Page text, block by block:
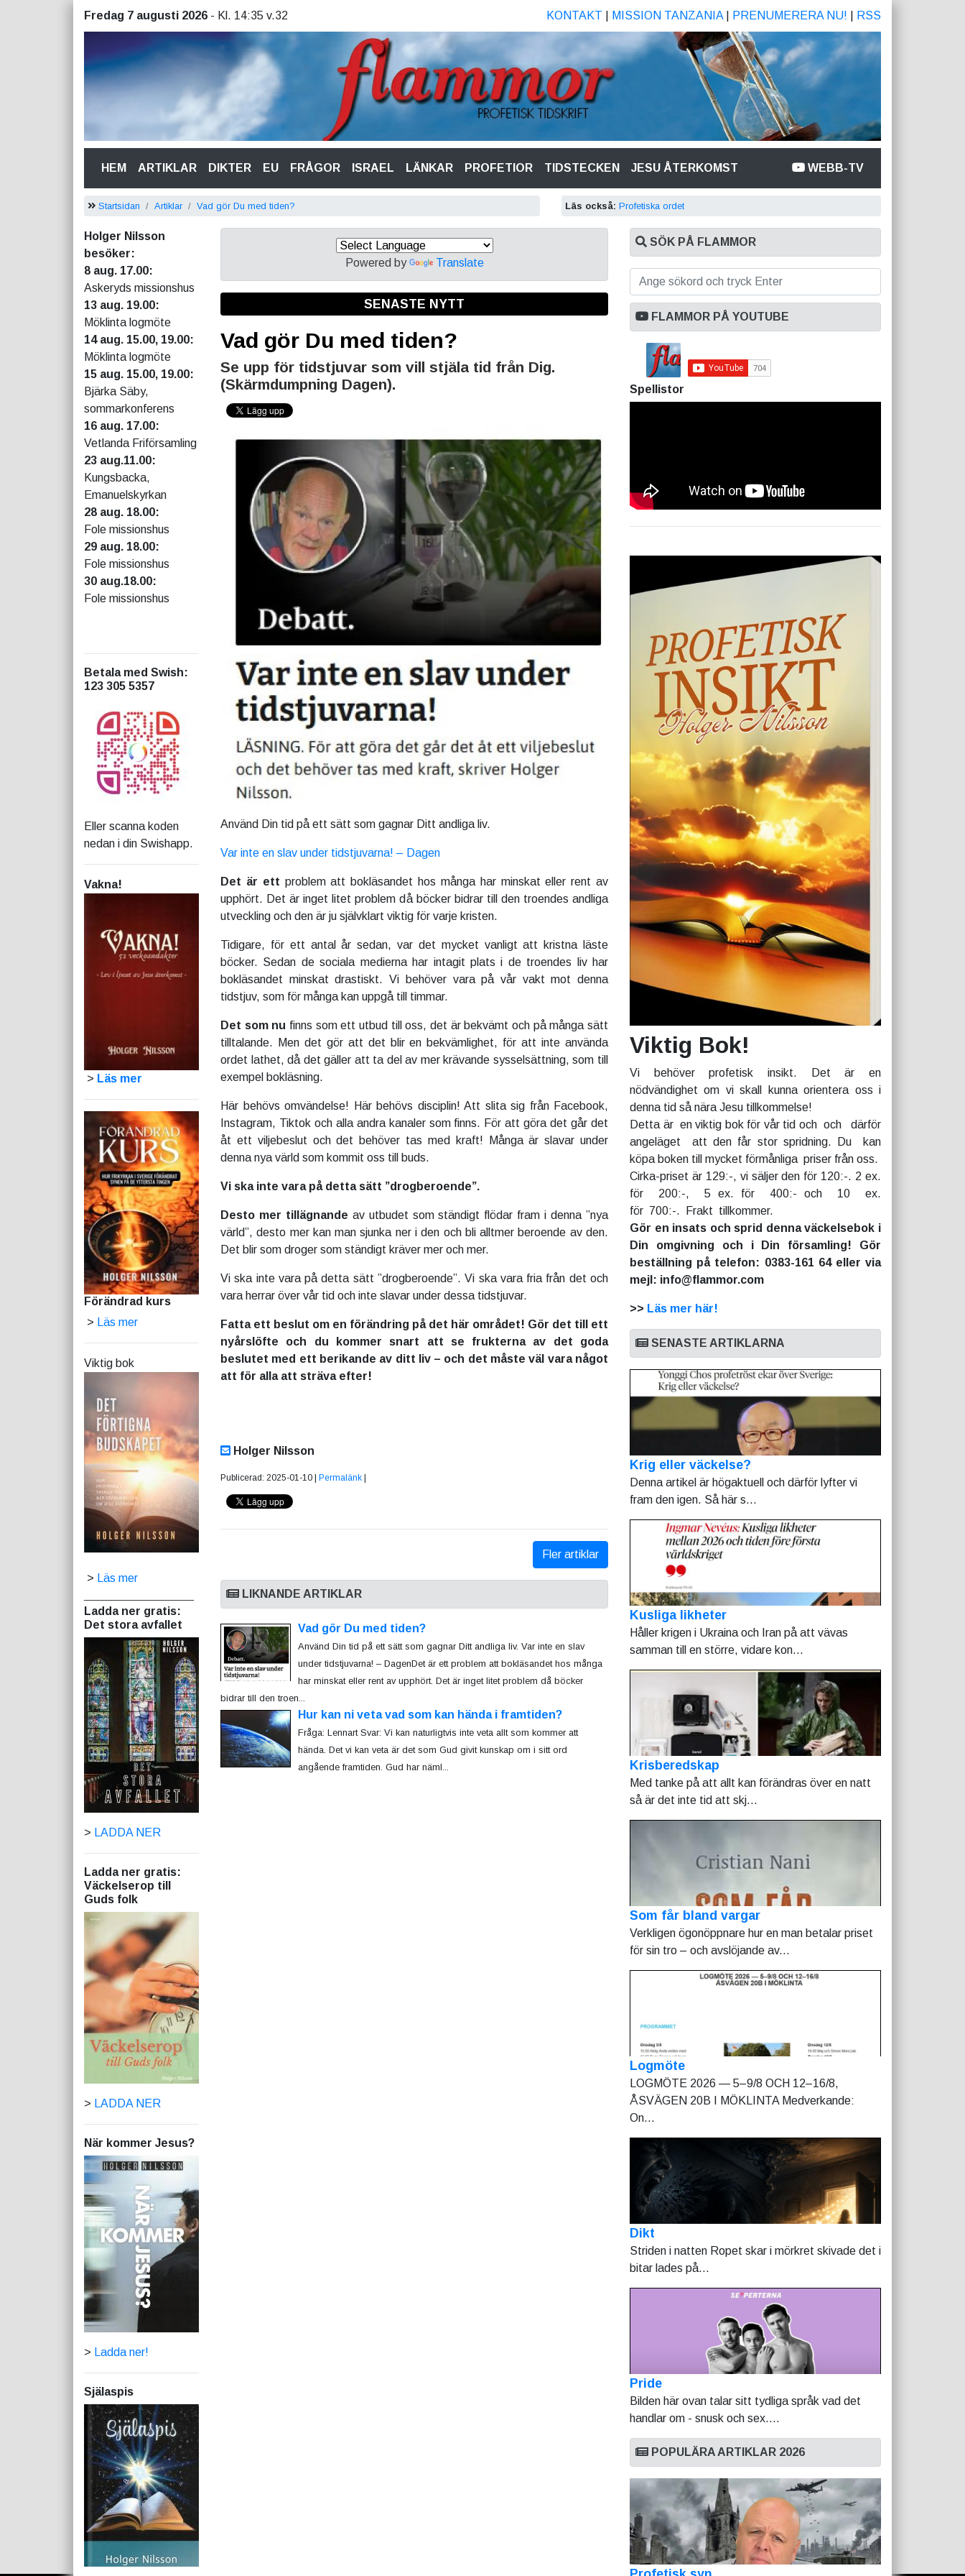
Fredag 7 augusti 2026 - Kl. 14:35 v.32 KONTAKT MISSION TANZANIA| PRENUMERERA NU! RSS
HEM(CURRENT)
ARTIKLAR DIKTER EU FRÅGOR ISRAEL LÄNKAR PROFETIOR TIDSTECKEN JESU ÅTERKOMST WEBB-TV
Startsidan Artiklar Vad gör Du med tiden? Läs också: Profetiska ordet
Holger Nilsson
besöker:
8 aug. 17.00:
Askeryds missionshus
13 aug. 19.00:
Möklinta logmöte
14 aug. 15.00, 19.00:
Möklinta logmöte
15 aug. 15.00, 19.00:
Bjärka Säby,
sommarkonferens
16 aug. 17.00:
Vetlanda Friförsamling
23 aug.11.00:
Kungsbacka,
Emanuelskyrkan
28 aug. 18.00:
Fole missionshus
29 aug. 18.00:
Fole missionshus
30 aug.18.00:
Fole missionshus
Betala med Swish:
123 305 5357
Eller scanna koden
nedan i din Swishapp.
Vakna!
> Läs mer
Förändrad kurs
> Läs mer
Viktig bok
> Läs mer
Ladda ner gratis:
Det stora avfallet
> LADDA NER
Ladda ner gratis:
Väckelserop till
Guds folk
> LADDA NER
När kommer Jesus?
> Ladda ner!
Själaspis
Powered by Translate
SENASTE NYTT
Vad gör Du med tiden?
Se upp för tidstjuvar som vill stjäla tid från Dig.
(Skärmdumpning Dagen).
Använd Din tid på ett sätt som gagnar Ditt andliga liv.
Var inte en slav under tidstjuvarna! – Dagen
Det är ett problem att bokläsandet hos många har minskat eller rent av
upphört. Det är inget litet problem då böcker bidrar till den troendes andliga
utveckling och den är ju självklart viktig för varje kristen.
Tidigare, för ett antal år sedan, var det mycket vanligt att kristna läste
böcker. Sedan de sociala medierna har intagit plats i de troendes liv har
bokläsandet minskat drastiskt. Vi behöver vara på vår vakt mot denna
tidstjuv, som för många kan uppgå till timmar.
Det som nu finns som ett utbud till oss, det är bekvämt och på många sätt
tilltalande. Men det gör att det blir en bekvämlighet, för att inte använda
ordet lathet, då det gäller att ta del av mer krävande sysselsättning, som till
exempel bokläsning.
Här behövs omvändelse! Här behövs disciplin! Att slita sig från Facebook,
Instagram, Tiktok och alla andra kanaler som finns. För att göra det går det
åt ett viljebeslut och det behöver tas med kraft! Många är slavar under
denna nya värld som kommit oss till buds.
Vi ska inte vara på detta sätt ”drogberoende”.
Desto mer tillägnande av utbudet som ständigt flödar fram i denna ”nya
värld”, desto mer kan man sjunka ner i den och bli alltmer beroende av den.
Det blir som droger som ständigt kräver mer och mer.
Vi ska inte vara på detta sätt ”drogberoende”. Vi ska vara fria från det och
vara herrar över vår tid och inte slavar under dessa tidstjuvar.
Fatta ett beslut om en förändring på det här området! Gör det till ett
nyårslöfte och du kommer snart att se frukterna av det goda
beslutet med ett berikande av ditt liv – och det måste väl vara något
att för alla att sträva efter!
Holger Nilsson
Publicerad: 2025-01-10 | Permalänk
Fler artiklar
LIKNANDE ARTIKLAR
Vad gör Du med tiden?
Använd Din tid på ett sätt som gagnar Ditt andliga liv. Var inte en slav
under tidstjuvarna! – DagenDet är ett problem att bokläsandet hos många
har minskat eller rent av upphört. Det är inget litet problem då böcker
bidrar till den troen...
Hur kan ni veta vad som kan hända i framtiden?
Fråga: Lennart Svar: Vi kan naturligtvis inte veta allt som kommer att
hända. Det vi kan veta är det som Gud givit kunskap om i sitt ord
angående framtiden. Gud har näml...
SÖK PÅ FLAMMOR
FLAMMOR PÅ YOUTUBE
Spellistor
Viktig Bok!
Vi behöver profetisk insikt. Det är en
nödvändighet om vi skall kunna orientera oss i
denna tid så nära Jesu tillkommelse!
Detta är en viktig bok för vår tid och och därför
angeläget att den får stor spridning. Du kan
köpa boken till mycket förmånliga priser från oss.
Cirka-priset är 129:-, vi säljer den för 120:-. 2 ex.
för 200:-, 5 ex. för 400:- och 10 ex.
för 700:-. Frakt tillkommer.
Gör en insats och sprid denna väckelsebok i
Din omgivning och i Din församling! Gör
beställning på telefon: 0383-161 64 eller via
mejl: info@flammor.com
>> Läs mer här!
SENASTE ARTIKLARNA
Krig eller väckelse?
Denna artikel är högaktuell och därför lyfter vi
fram den igen. Så här s...
Kusliga likheter
Håller krigen i Ukraina och Iran på att vävas
samman till en större, vidare kon...
Krisberedskap
Med tanke på att allt kan förändras över en natt
så är det inte tid att skj...
Som får bland vargar
Verkligen ögonöppnare hur en man betalar priset
för sin tro – och avslöjande av...
Logmöte
LOGMÖTE 2026 — 5–9/8 OCH 12–16/8,
ÅSVÄGEN 20B I MÖKLINTA Medverkande:
On...
Dikt
Striden i natten Ropet skar i mörkret skivade det i
bitar lades på...
Pride
Bilden här ovan talar sitt tydliga språk vad det
handlar om - snusk och sex....
POPULÄRA ARTIKLAR 2026